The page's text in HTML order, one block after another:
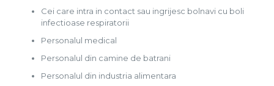
Cei care intra in contact sau ingrijesc bolnavi cu boli
infectioase respiratorii
Personalul medical
Personalul din camine de batrani
Personalul din industria alimentara